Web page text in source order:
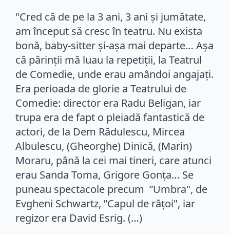
"Cred că de pe la 3 ani, 3 ani şi jumătate,
am început să cresc în teatru. Nu exista
bonă, baby-sitter şi-aşa mai departe… Aşa
că părinţii mă luau la repetiţii, la Teatrul
de Comedie, unde erau amândoi angajaţi.
Era perioada de glorie a Teatrului de
Comedie: director era Radu Beligan, iar
trupa era de fapt o pleiadă fantastică de
actori, de la Dem Rădulescu, Mircea
Albulescu, (Gheorghe) Dinică, (Marin)
Moraru, până la cei mai tineri, care atunci
erau Sanda Toma, Grigore Gonţa… Se
puneau spectacole precum ”Umbra", de
Evgheni Schwartz, ”Capul de răţoi", iar
regizor era David Esrig. (…)